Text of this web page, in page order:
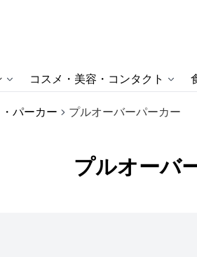
コスメ・美容・コンタクト
パーカー プルオーバーパーカー
プルオーバ